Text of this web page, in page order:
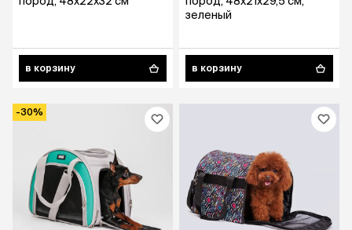
в корзину
зеленый
в корзину
-30%